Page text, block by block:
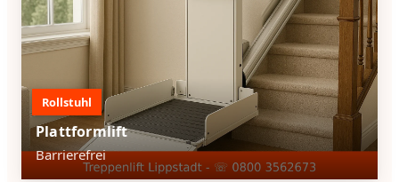
Rollstuhl
Plattformlift
Barrierefrei